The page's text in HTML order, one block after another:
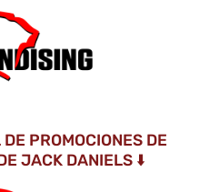
PROMOCIONES DE
JACK DANIELS ⬇️